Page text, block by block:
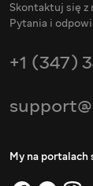
Skontaktuj się z
Pytania i
+1 (347)
My na portalach